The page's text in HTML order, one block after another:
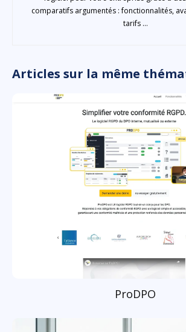
comparatifs argumentés : fonctionnalités,
tarifs ...
Articles sur la même
ProDPO